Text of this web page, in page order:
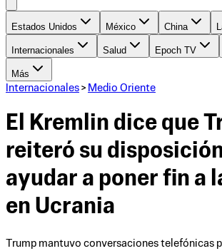
Estados Unidos México China
Internacionales Salud Epoch TV
Más
Internacionales > Medio Oriente
El Kremlin dice que
reiteró su
ayudar a poner fin a
en Ucrania
Trump mantuvo conversaciones telefónicas